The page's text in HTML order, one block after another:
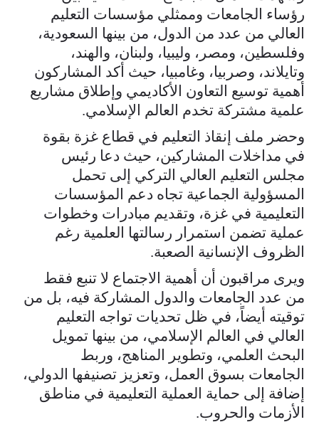
رؤساء الجامعات وممثلي مؤسسات التعليم
العالي من عدد من الدول، من بينها السعودية،
وفلسطين، ومصر، وليبيا، ولبنان، والهند،
وتايلاند، وصربيا، وغامبيا، حيث أكد المشاركون
أهمية توسيع التعاون الأكاديمي وإطلاق مشاريع
علمية مشتركة تخدم العالم الإسلامي.
وحضر ملف إنقاذ التعليم في قطاع غزة بقوة
في مداخلات المشاركين، حيث دعا رئيس
مجلس التعليم العالي التركي إلى تحمل
المسؤولية الجماعية تجاه دعم المؤسسات
التعليمية في غزة، وتقديم مبادرات وخطوات
عملية تضمن استمرار رسالتها العلمية رغم
الظروف الإنسانية الصعبة.
ويرى مراقبون أن أهمية الاجتماع لا تنبع فقط
من عدد الجامعات والدول المشاركة فيه، بل من
توقيته أيضاً، في ظل تحديات تواجه التعليم
العالي في العالم الإسلامي، من بينها تمويل
البحث العلمي، وتطوير المناهج، وربط
الجامعات بسوق العمل، وتعزيز تصنيفها الدولي،
إضافة إلى حماية العملية التعليمية في مناطق
الأزمات والحروب.